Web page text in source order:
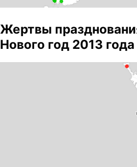
Жертвы
Нового год 2013 года